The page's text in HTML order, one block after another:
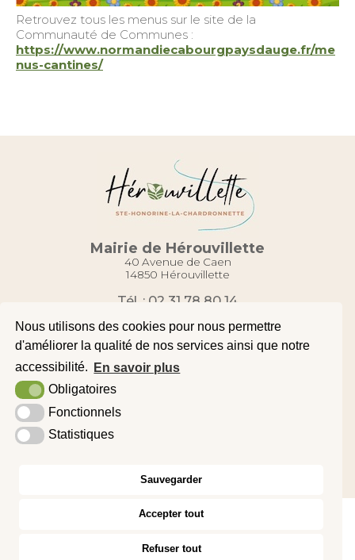
Nous utilisons des cookies pour nous permettre
d'améliorer la qualité de nos services ainsi que notre
accessibilité.
En savoir plus
Obligatoires
Fonctionnels
Statistiques
Sauvegarder
Accepter tout
Refuser tout
Retrouvez tous les menus sur le site de la
Communauté de Communes :
https://www.normandiecabourgpaysdauge.fr/me
nus-cantines/
Mairie de Hérouvillette
40 Avenue de Caen
14850 Hérouvillette
Tél. : 02 31 78 80 14
Contact